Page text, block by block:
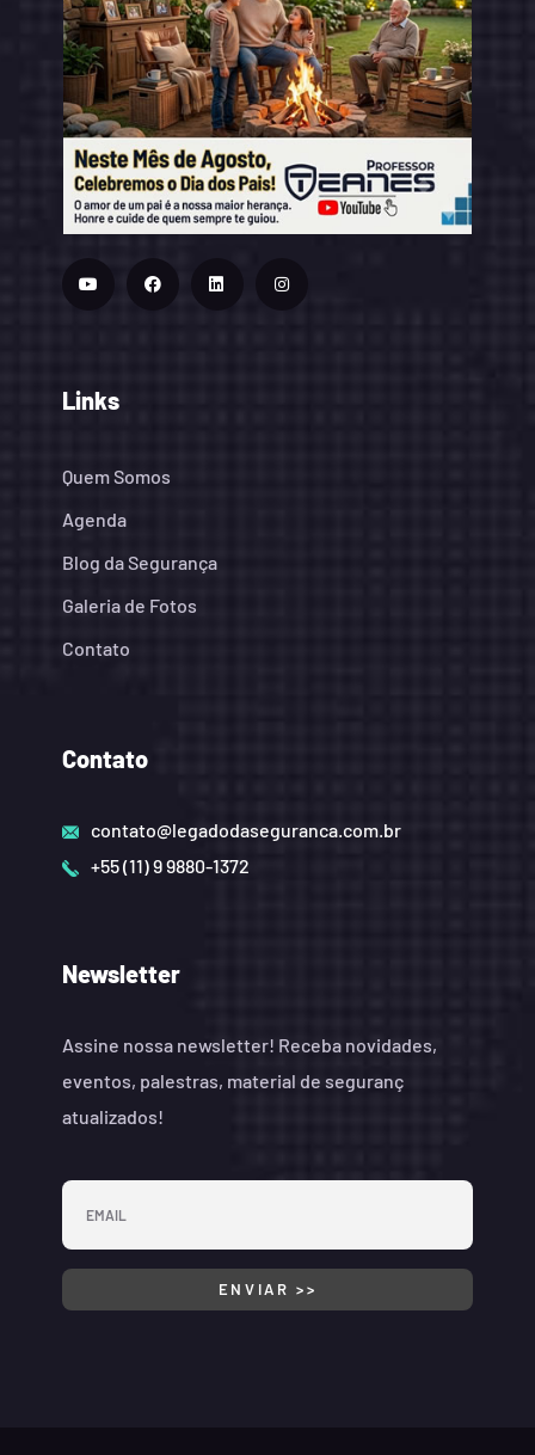
Links
Quem Somos
Agenda
Blog da Segurança
Galeria de Fotos
Contato
Contato
contato@legadodaseguranca.com.br
+55 (11) 9 9880-1372
Newsletter
Assine nossa newsletter! Receba novidades,
eventos, palestras, material de seguranç
atualizados!